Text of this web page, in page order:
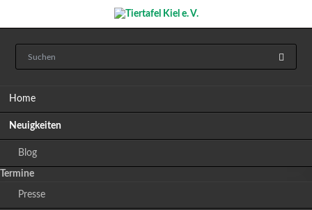
Home
Neuigkeiten
Blog
Termine
Presse